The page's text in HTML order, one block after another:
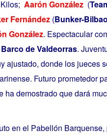
Kilos;Aarón González (
Fernández (Bunker-
González. Espectacular
Barco de Valdeorras.
ajustado, donde los jueces
Futuro prometedor
ha demostrado que dará
en el Pabellón